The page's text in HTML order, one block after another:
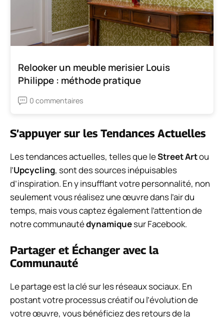
Relooker un meuble merisier Louis
Philippe : méthode pratique
0 commentaires
S’appuyer sur les Tendances Actuelles
Les tendances actuelles, telles que leStreet Artou
l’Upcycling, sont des sources inépuisables
d’inspiration. En y insufflant votre personnalité, non
seulement vous réalisez une œuvre dans l’air du
temps, mais vous captez également l’attention de
notre communautédynamiquesur Facebook.
Partager et Échanger avec la
Communauté
Le partage est la clé sur les réseaux sociaux. En
postant votre processus créatif ou l’évolution de
votre œuvre, vous bénéficiez des retours de la